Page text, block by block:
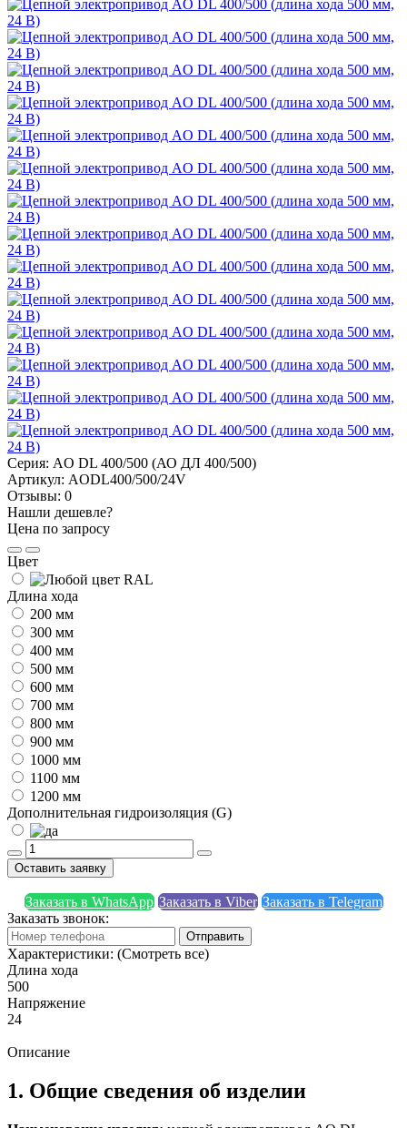
Серия: AO DL 400/500 (АО ДЛ 400/500)
Артикул: AODL400/500/24V
Отзывы: 0
Нашли дешевле?
Цена по запросу
Цвет
Длина хода
200 мм
300 мм
400 мм
500 мм
600 мм
700 мм
800 мм
900 мм
1000 мм
1100 мм
1200 мм
Дополнительная гидроизоляция (G)
Оставить заявку
Заказать в WhatsApp Заказать в Viber Заказать в Telegram
Заказать звонок:
Отправить
Характеристики: (Смотреть все)
Длина хода
500
Напряжение
24
Описание
1. Общие сведения об изделии